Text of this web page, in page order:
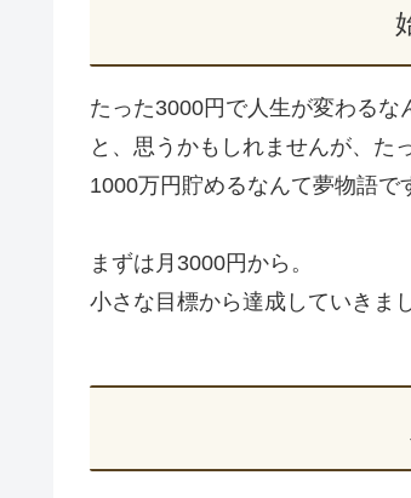
たった3000円で人生が変わるな
と、思うかもしれませんが、た
1000万円貯めるなんて夢物語で
まずは月3000円から。
小さな目標から達成していきま